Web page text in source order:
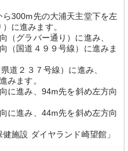
300m先の大浦天主堂下を左
に進みます。
（グラバー通り）に進み、
（国道４９９号線）に進みま
道２３７号線）に進み、
みます。
に進み、94m先を斜め左方向
に進み、44m先を斜め左方向
施設 ダイヤランド崎望館」